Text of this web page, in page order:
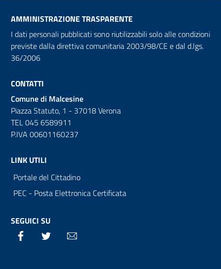
AMMINISTRAZIONE TRASPARENTE
I dati personali pubblicati sono riutilizzabili solo alle condizioni
previste dalla direttiva comunitaria 2003/98/CE e dal d.lgs.
36/2006
CONTATTI
Comune di Malcesine
Piazza Statuto, 1 - 37018 Verona
TEL 045 6589911
P.IVA 00601160237
LINK UTILI
Portale del Cittadino
PEC - Posta Elettronica Certificata
SEGUICI SU
Facebook Twitter